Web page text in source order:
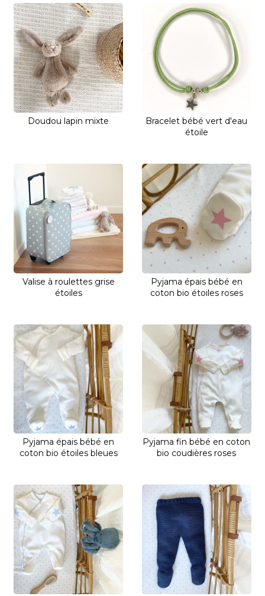
Doudou lapin mixte
Bracelet bébé vert d'eau
étoile
Valise à roulettes grise
étoiles
Pyjama épais bébé en
coton bio étoiles roses
Pyjama épais bébé en
coton bio étoiles bleues
Pyjama fin bébé en coton
bio coudières roses